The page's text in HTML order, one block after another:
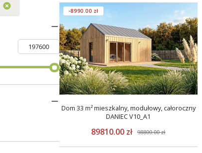
-8990.00 zł
Dom 33 m² mieszkalny, modułowy, całoroczny
DANIEC V10_A1
89810.00 zł 98800.00 zł